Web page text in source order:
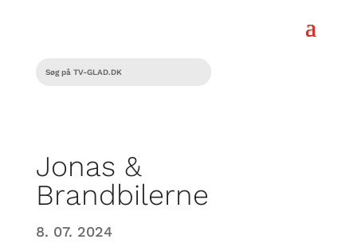
Jonas &
Brandbilerne
8. 07. 2024